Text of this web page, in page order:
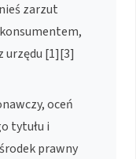
zarzut
urzędu [1][3]
oceń
tytułu i
prawny